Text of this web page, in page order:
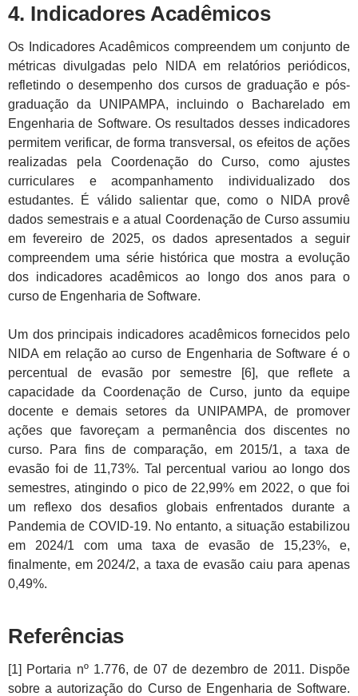
4. Indicadores Acadêmicos
Os Indicadores Acadêmicos compreendem um conjunto de
métricas divulgadas pelo NIDA em relatórios periódicos,
refletindo o desempenho dos cursos de graduação e pós-
graduação da UNIPAMPA, incluindo o Bacharelado em
Engenharia de Software. Os resultados desses indicadores
permitem verificar, de forma transversal, os efeitos de ações
realizadas pela Coordenação do Curso, como ajustes
curriculares e acompanhamento individualizado dos
estudantes. É válido salientar que, como o NIDA provê
dados semestrais e a atual Coordenação de Curso assumiu
em fevereiro de 2025, os dados apresentados a seguir
compreendem uma série histórica que mostra a evolução
dos indicadores acadêmicos ao longo dos anos para o
curso de Engenharia de Software.
Um dos principais indicadores acadêmicos fornecidos pelo
NIDA em relação ao curso de Engenharia de Software é o
percentual de evasão por semestre [6], que reflete a
capacidade da Coordenação de Curso, junto da equipe
docente e demais setores da UNIPAMPA, de promover
ações que favoreçam a permanência dos discentes no
curso. Para fins de comparação, em 2015/1, a taxa de
evasão foi de 11,73%. Tal percentual variou ao longo dos
semestres, atingindo o pico de 22,99% em 2022, o que foi
um reflexo dos desafios globais enfrentados durante a
Pandemia de COVID-19. No entanto, a situação estabilizou
em 2024/1 com uma taxa de evasão de 15,23%, e,
finalmente, em 2024/2, a taxa de evasão caiu para apenas
0,49%.
Referências
[1] Portaria nº 1.776, de 07 de dezembro de 2011. Dispõe
sobre a autorização do Curso de Engenharia de Software.